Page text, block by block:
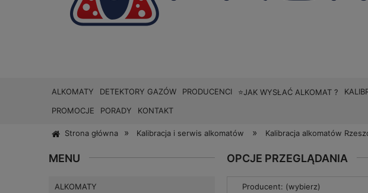
ALKOMATY DETEKTORY GAZÓW PRODUCENCI ⭐JAK WYSŁAĆ ALKOMAT ?
PROMOCJE
PORADY KONTAKT
Strona główna » Kalibracja i serwis alkomatów » Kalibracja alkomatów
MENU
ALKOMATY
OPCJE PRZEGLĄDANIA
Producent: (wybierz)